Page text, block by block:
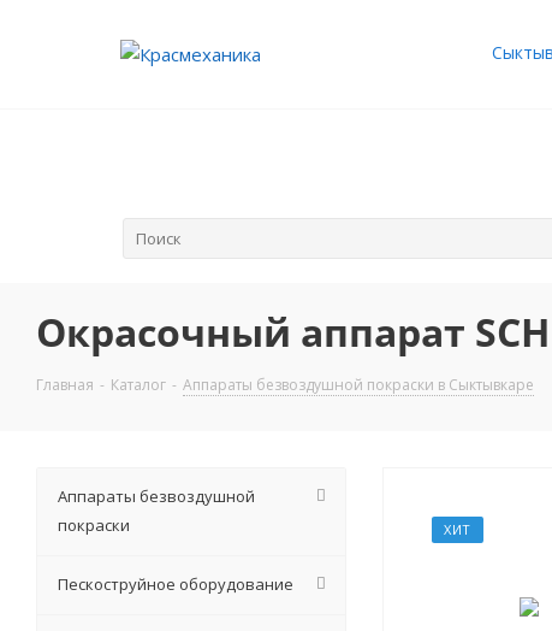
Окрасочный аппарат
Главная - Каталог - Аппараты безвоздушной покраски в Сыктывкаре
ХИТ
Аппараты безвоздушной
покраски
Пескоструйное оборудование